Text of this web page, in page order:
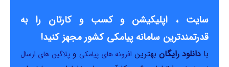
سایت ، اپلیکیشن و کسب و کارتان را به
قدرتمندترین سامانه پیامکی کشور مجهز کنید!
بادانلود رایگان بهترین افزونه های پیامکی و پلاگین های ارسال